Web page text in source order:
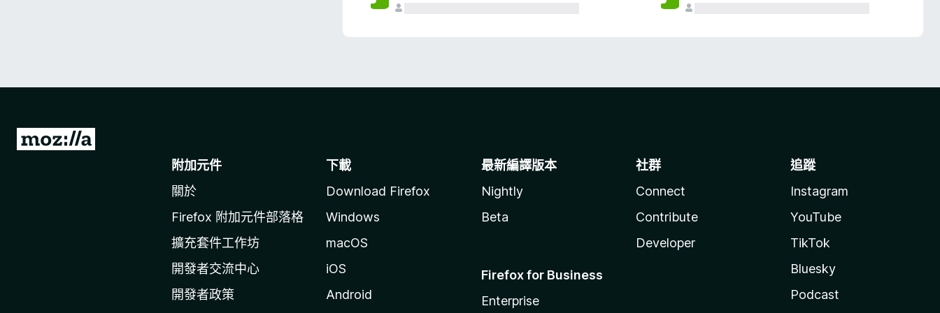
前
附加元件
關於
Firefox 附加元件部落格
擴充套件工作坊
開發者交流中心
開發者政策
下載
Download Firefox
Windows
macOS
iOS
Android
最新編譯版本
Nightly
Beta
Firefox for Business
Enterprise
社群
Connect
Contribute
Developer
追蹤
Instagram
YouTube
TikTok
Bluesky
Podcast